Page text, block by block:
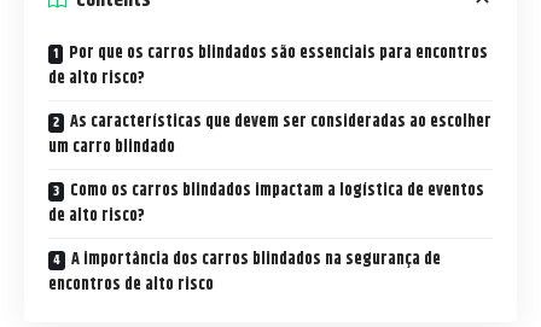
Por que os carros blindados são essenciais para encontros
de alto risco?
As características que devem ser consideradas ao escolher
um carro blindado
Como os carros blindados impactam a logística de eventos
de alto risco?
A importância dos carros blindados na segurança de
encontros de alto risco